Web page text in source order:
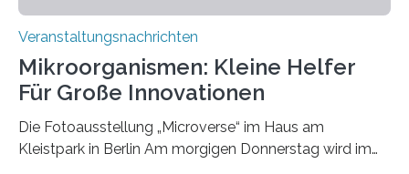
Veranstaltungsnachrichten
Mikroorganismen: Kleine Helfer
Für Große Innovationen
Die Fotoausstellung „Microverse“ im Haus am
Kleistpark in Berlin Am morgigen Donnerstag wird im